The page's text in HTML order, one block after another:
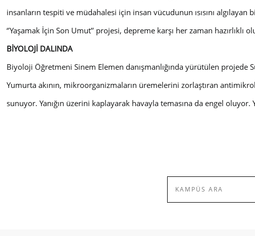
insanların tespiti ve müdahalesi için insan vücudunun ısısını
‘’Yaşamak İçin Son Umut’’ projesi, depreme karşı her zaman hazırlıklı
BİYOLOJİ DALINDA
Biyoloji Öğretmeni Sinem Elemen danışmanlığında yürütülen projede
Yumurta akının, mikroorganizmaların üremelerini zorlaştıran
sunuyor. Yanığın üzerini kaplayarak havayla temasına da engel